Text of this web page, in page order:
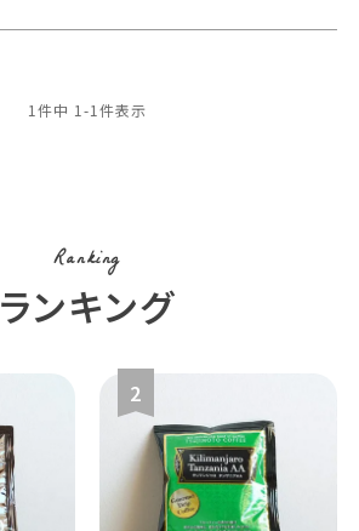
1件中 1 -1 件表示
Ranking
ランキング